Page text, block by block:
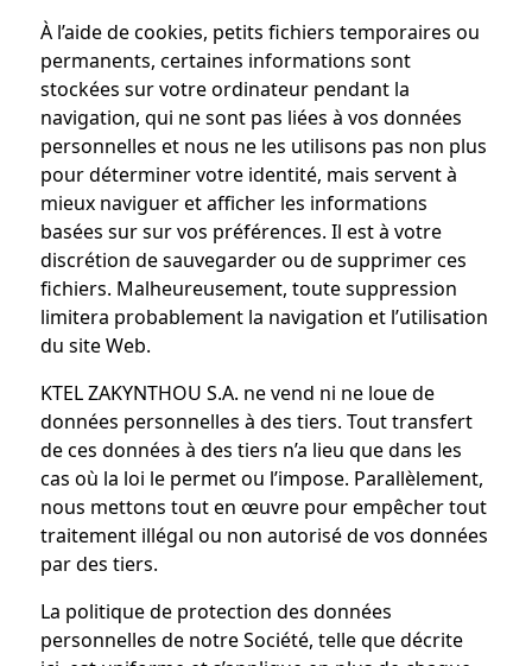
À l’aide de cookies, petits fichiers temporaires ou
permanents, certaines informations sont
stockées sur votre ordinateur pendant la
navigation, qui ne sont pas liées à vos données
personnelles et nous ne les utilisons pas non plus
pour déterminer votre identité, mais servent à
mieux naviguer et afficher les informations
basées sur sur vos préférences. Il est à votre
discrétion de sauvegarder ou de supprimer ces
fichiers. Malheureusement, toute suppression
limitera probablement la navigation et l’utilisation
du site Web.
KTEL ZAKYNTHOU S.A. ne vend ni ne loue de
données personnelles à des tiers. Tout transfert
de ces données à des tiers n’a lieu que dans les
cas où la loi le permet ou l’impose. Parallèlement,
nous mettons tout en œuvre pour empêcher tout
traitement illégal ou non autorisé de vos données
par des tiers.
La politique de protection des données
personnelles de notre Société, telle que décrite